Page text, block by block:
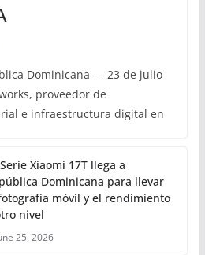
Dominicana — 23 de julio
proveedor de
e infraestructura digital en
Xiaomi 17T llega a
Dominicana para llevar
móvil y el rendimiento
nivel
25, 2026